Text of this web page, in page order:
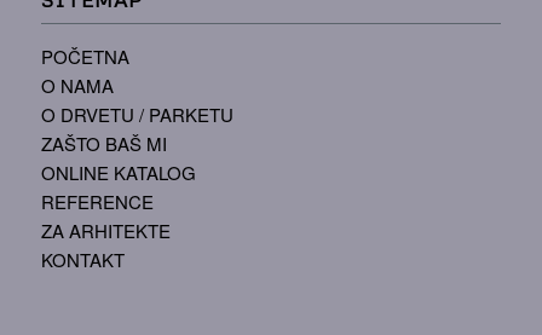
POČETNA
O NAMA
O DRVETU / PARKETU
ZAŠTO BAŠ MI
ONLINE KATALOG
REFERENCE
ZA ARHITEKTE
KONTAKT